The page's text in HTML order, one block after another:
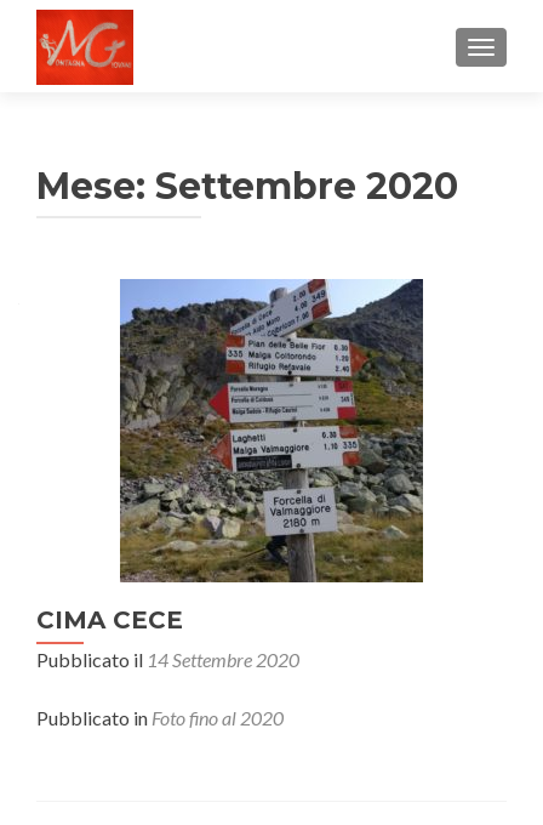
Mese: Settembre 2020
CIMA CECE
Pubblicato il 14 Settembre 2020
Pubblicato in Foto fino al 2020